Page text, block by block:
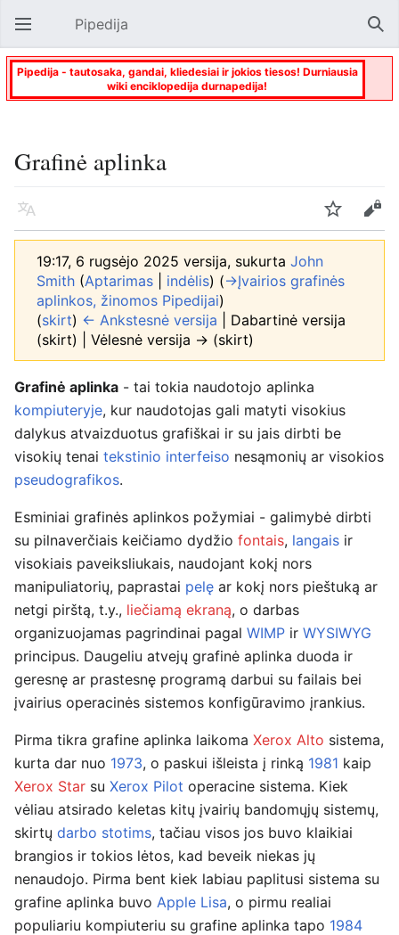
Atverti pagrindinį meniu Pipedija
Pipedija - tautosaka, gandai, kliedesiai ir jokios tiesos! Durniausia
wiki enciklopedija durnapedija!
Grafinė aplinka
Kalba Stebėti Keisti
19:17, 6 rugsėjo 2025 versija, sukurta John
Smith (Aptarimas indėlis) (→‎Įvairios grafinės
aplinkos, žinomos Pipedijai)
(skirt) ← Ankstesnė versija | Dabartinė versija
(skirt) | Vėlesnė versija → (skirt)
Grafinė aplinka - tai tokia naudotojo aplinka
kompiuteryje, kur naudotojas gali matyti visokius
dalykus atvaizduotus grafiškai ir su jais dirbti be
visokių tenai tekstinio interfeiso nesąmonių ar visokios
pseudografikos.
Esminiai grafinės aplinkos požymiai - galimybė dirbti
su pilnaverčiais keičiamo dydžio fontais, langais ir
visokiais paveiksliukais, naudojant kokį nors
manipuliatorių, paprastai pelę ar kokį nors pieštuką ar
netgi pirštą, t.y., liečiamą ekraną, o darbas
organizuojamas pagrindinai pagal WIMP ir WYSIWYG
principus. Daugeliu atvejų grafinė aplinka duoda ir
geresnę ar prastesnę programą darbui su failais bei
įvairius operacinės sistemos konfigūravimo įrankius.
Pirma tikra grafine aplinka laikoma Xerox Alto sistema,
kurta dar nuo 1973, o paskui išleista į rinką 1981 kaip
Xerox Star su Xerox Pilot operacine sistema. Kiek
vėliau atsirado keletas kitų įvairių bandomųjų sistemų,
skirtų darbo stotims, tačiau visos jos buvo klaikiai
brangios ir tokios lėtos, kad beveik niekas jų
nenaudojo. Pirma bent kiek labiau paplitusi sistema su
grafine aplinka buvo Apple Lisa, o pirmu realiai
populiariu kompiuteriu su grafine aplinka tapo 1984